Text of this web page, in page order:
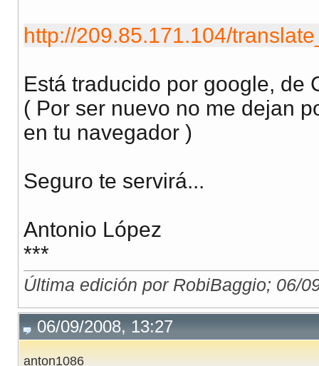
http://209.85.171.104/
Está traducido por google, de
( Por ser nuevo no me dejan
en tu navegador )
Seguro te servirá...
Antonio López
***
Última edición por RobiBaggio; 06/
06/09/2008, 13:27
anton1086